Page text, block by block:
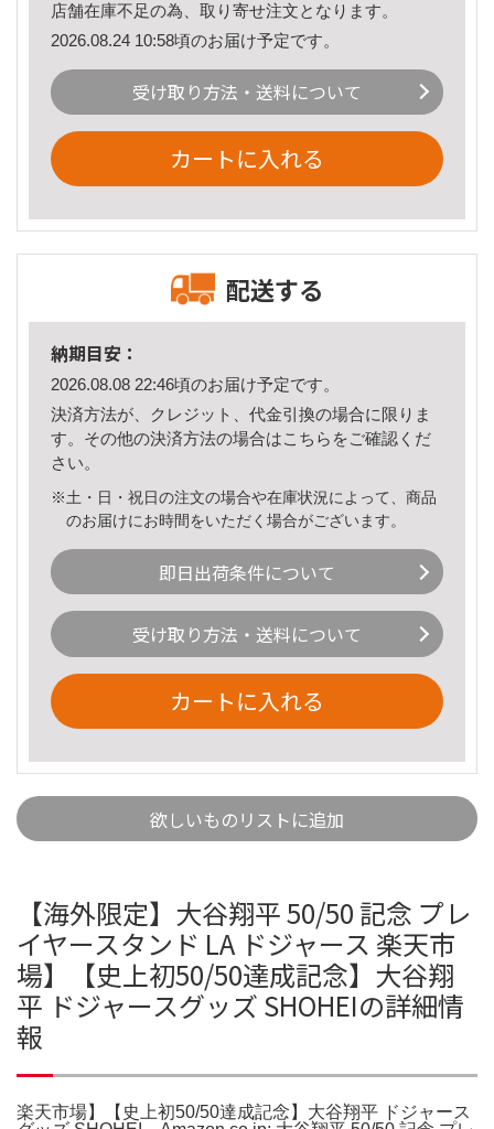
店舗在庫不足の為、取り寄せ注文となります。
2026.08.24 10:58頃のお届け予定です。
受け取り方法・送料について
カートに入れる
配送する
納期目安：
2026.08.08 22:46頃のお届け予定です。
決済方法が、クレジット、代金引換の場合に限りま
す。その他の決済方法の場合はこちら をご確認くだ
さい。
※土・日・祝日の注文の場合や在庫状況によって、商品
のお届けにお時間をいただく場合がございます。
即日出荷条件について
受け取り方法・送料について
カートに入れる
欲しいものリストに追加
【海外限定】大谷翔平 50/50 記念 プレ
イヤースタンド LA ドジャース 楽天市
場】【史上初50/50達成記念】大谷翔
平 ドジャースグッズ SHOHEIの詳細情
報
楽天市場】【史上初50/50達成記念】大谷翔平 ドジャース